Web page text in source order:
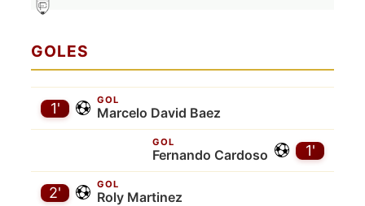
GOLES
GOL
Marcelo David Baez
1'
1'
GOL
Fernando Cardoso
GOL
Roly Martinez
2'